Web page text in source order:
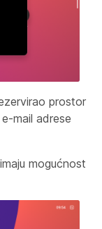
prostor
mail adrese
mogućnost